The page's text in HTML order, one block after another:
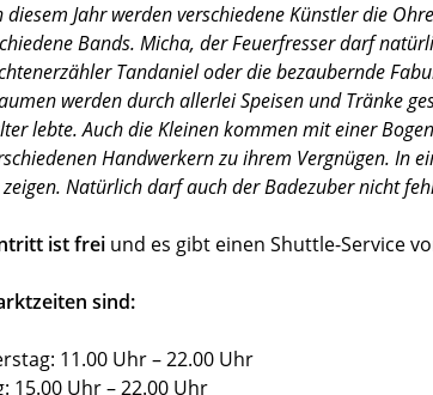
diesem Jahr werden verschiedene Künstler die
Bands. Micha, der Feuerfresser darf
Tandaniel oder die bezaubernde
werden durch allerlei Speisen und Tränke
lebte. Auch die Kleinen kommen mit einer
Handwerkern zu ihrem Vergnügen. In
Natürlich darf auch der Badezuber nicht
ist frei und es gibt einen Shuttle-Service
sind:
11.00 Uhr – 22.00 Uhr
15.00 Uhr – 22.00 Uhr